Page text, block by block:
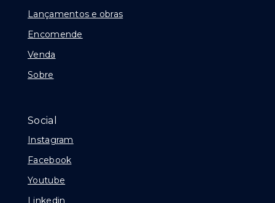
Lançamentos e obras
Encomende
Venda
Sobre
Social
Instagram
Facebook
Youtube
Linkedin